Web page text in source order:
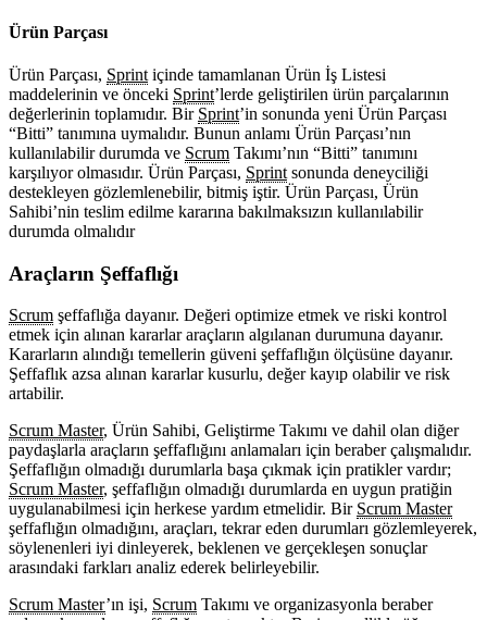
Ürün Parçası
Ürün Parçası, Sprint içinde tamamlanan Ürün İş Listesi
maddelerinin ve önceki Sprint’lerde geliştirilen ürün parçalarının
değerlerinin toplamıdır. Bir Sprint’in sonunda yeni Ürün Parçası
“Bitti” tanımına uymalıdır. Bunun anlamı Ürün Parçası’nın
kullanılabilir durumda ve Scrum Takımı’nın “Bitti” tanımını
karşılıyor olmasıdır. Ürün Parçası, Sprint sonunda deneyciliği
destekleyen gözlemlenebilir, bitmiş iştir. Ürün Parçası, Ürün
Sahibi’nin teslim edilme kararına bakılmaksızın kullanılabilir
durumda olmalıdır
Araçların Şeffaflığı
Scrum şeffaflığa dayanır. Değeri optimize etmek ve riski kontrol
etmek için alınan kararlar araçların algılanan durumuna dayanır.
Kararların alındığı temellerin güveni şeffaflığın ölçüsüne dayanır.
Şeffaflık azsa alınan kararlar kusurlu, değer kayıp olabilir ve risk
artabilir.
Scrum Master, Ürün Sahibi, Geliştirme Takımı ve dahil olan diğer
paydaşlarla araçların şeffaflığını anlamaları için beraber çalışmalıdır.
Şeffaflığın olmadığı durumlarla başa çıkmak için pratikler vardır;
Scrum Master, şeffaflığın olmadığı durumlarda en uygun pratiğin
uygulanabilmesi için herkese yardım etmelidir. Bir Scrum Master
şeffaflığın olmadığını, araçları, tekrar eden durumları gözlemleyerek,
söylenenleri iyi dinleyerek, beklenen ve gerçekleşen sonuçlar
arasındaki farkları analiz ederek belirleyebilir.
Scrum Master’ın işi, Scrum Takımı ve organizasyonla beraber